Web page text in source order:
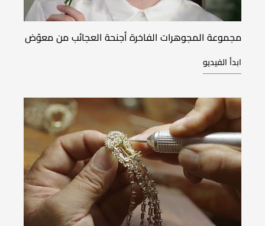
مجموعة المجوهرات الفاخرة أجنحة العجائب من معوّض
ابدأ الفيديو